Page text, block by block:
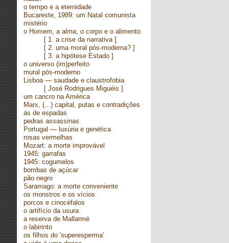
o tempo e a eternidade
Bucareste, 1989: um Natal comunista
mistério
o Homem, a alma, o corpo e o alimento
[ 1. a crise da narrativa]
[ 2. uma moral pós-moderna? ]
[ 3. a hipótese Estado ]
o universo (im)perfeito
mural pós-moderno
Lisboa — saudade e claustrofobia
[ José Rodrigues Miguéis ]
um cancro na América
Marx, (...) capital, putas e contradições
ás de espadas
pedras assassinas
Portugal — luxúria e genética
rosas vermelhas
Mozart: a morte improvável
1945: garrafas
1945: cogumelos
bombas de açúcar
pão negro
Saramago: a morte conveniente
os monstros e os vícios
porcos e cinocéfalos
o artifício da usura
a reserva de Mallarmé
o labirinto
os filhos do 'superesperma'